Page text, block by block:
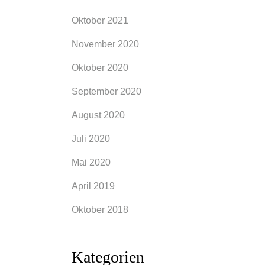
Oktober 2021
November 2020
Oktober 2020
September 2020
August 2020
Juli 2020
Mai 2020
April 2019
Oktober 2018
Kategorien